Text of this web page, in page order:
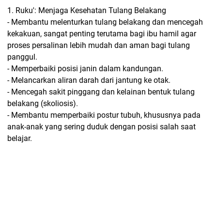
1. Ruku': Menjaga Kesehatan Tulang Belakang
- Membantu melenturkan tulang belakang dan mencegah
kekakuan, sangat penting terutama bagi ibu hamil agar
proses persalinan lebih mudah dan aman bagi tulang
panggul.
- Memperbaiki posisi janin dalam kandungan.
- Melancarkan aliran darah dari jantung ke otak.
- Mencegah sakit pinggang dan kelainan bentuk tulang
belakang (skoliosis).
- Membantu memperbaiki postur tubuh, khususnya pada
anak-anak yang sering duduk dengan posisi salah saat
belajar.